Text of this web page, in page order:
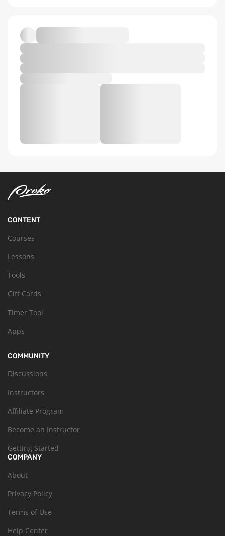
CONTENT
Courses
Lessons
Tools
Gift Cards
Timer Tool
Apps
COMMUNITY
Discussions
Instructors
Affiliate Program
Become an Instructor
Getting Started
COMPANY
About
Privacy Policy
Terms of Use
Help Center